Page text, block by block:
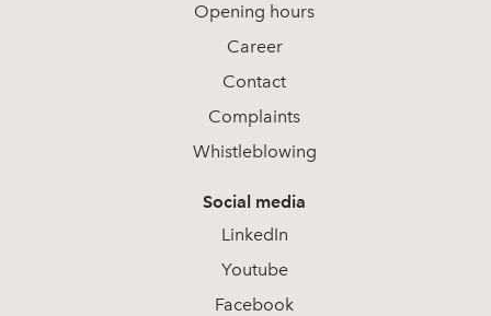
Opening hours
Career
Contact
Complaints
Whistleblowing
Social media
LinkedIn
Youtube
Facebook